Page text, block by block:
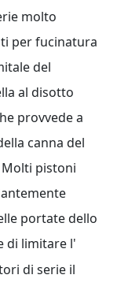
molto
per fucinatura
del
al disotto
provvede a
canna del
pistoni
portate dello
di limitare l'
di serie il